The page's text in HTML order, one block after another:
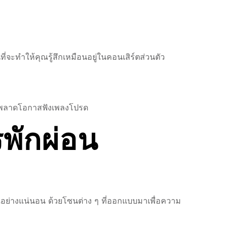
ะทำให้คุณรู้สึกเหมือนอยู่ในคอนเสิร์ตส่วนตัว
าดโอกาสฟังเพลงโปรด
พักผ่อน
ย่างแน่นอน ด้วยโซนต่าง ๆ ที่ออกแบบมาเพื่อความ